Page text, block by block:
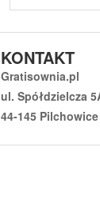
KONTAKT
Gratisownia.pl
ul. Spółdzielcza
44-145 Pilchowice